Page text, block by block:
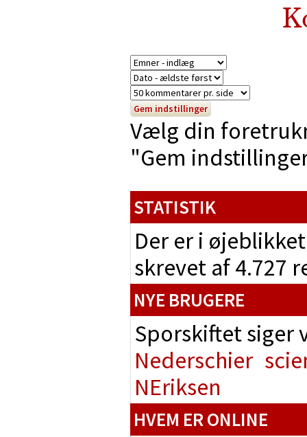
Vælg din
"Gem
STATISTIK
Der er i
skrevet af 4.727
NYE BRUGERE
Sporskiftet
Nederschier
NEriksen
HVEM ER ONLINE